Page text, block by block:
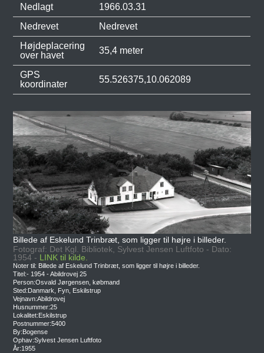
Nedlagt
1966.03.31
Nedrevet
Nedrevet
Højdeplacering
over havet
35,4 meter
GPS
koordinater
55.526375,10.062089
Billede af Eskelund Trinbræt, som ligger til højre i billeder.
Fotograf: Det Kgl. Bibliotek, Sylvest Jensen Luftfoto - Dato:
1954 - LINK til kilde.
Noter til: Billede af Eskelund Trinbræt, som ligger til højre i billeder.
Titel:- 1954 - Abildrovej 25
Person:Osvald Jørgensen, købmand
Sted:Danmark, Fyn, Eskilstrup
Vejnavn:Abildrovej
Husnummer:25
Lokalitet:Eskilstrup
Postnummer:5400
By:Bogense
Ophav:Sylvest Jensen Luftfoto
År:1955